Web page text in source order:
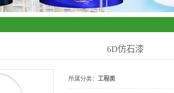
6D仿石漆
所属分类： 工程类